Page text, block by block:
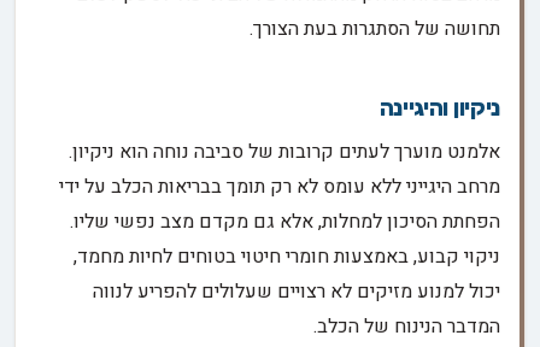
תחושה של הסתגרות בעת הצורך.
ניקיון והיגיינה
אלמנט מוערך לעתים קרובות של סביבה נוחה הוא ניקיון.
מרחב היגייני ללא עומס לא רק תומך בבריאות הכלב על ידי
הפחתת הסיכון למחלות, אלא גם מקדם מצב נפשי שליו.
ניקוי קבוע, באמצעות חומרי חיטוי בטוחים לחיות מחמד,
יכול למנוע מזיקים לא רצויים שעלולים להפריע לנווה
המדבר הנינוח של הכלב.